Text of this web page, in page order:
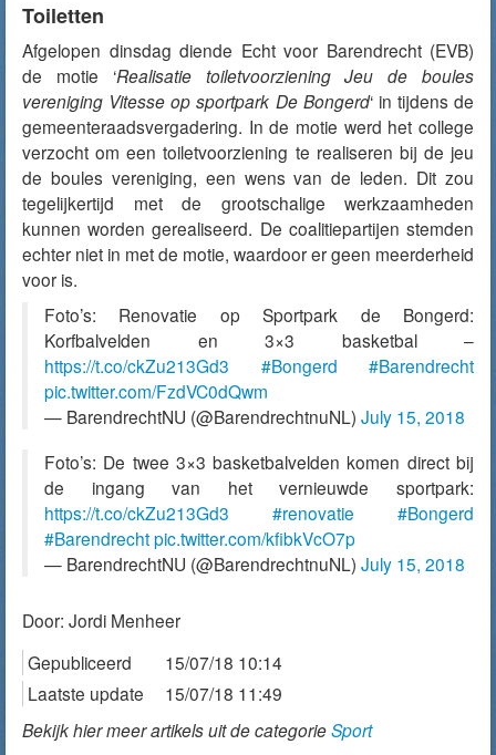
Toiletten
Afgelopen dinsdag diende Echt voor Barendrecht (EVB)
de motie ‘Realisatie toiletvoorziening Jeu de boules
vereniging Vitesse op sportpark De Bongerd‘ in tijdens de
gemeenteraadsvergadering. In de motie werd het college
verzocht om een toiletvoorziening te realiseren bij de jeu
de boules vereniging, een wens van de leden. Dit zou
tegelijkertijd met de grootschalige werkzaamheden
kunnen worden gerealiseerd. De coalitiepartijen stemden
echter niet in met de motie, waardoor er geen meerderheid
voor is.
Foto’s: Renovatie op Sportpark de Bongerd:
Korfbalvelden en 3×3 basketbal –
https://t.co/ckZu213Gd3
#Bongerd
#Barendrecht
pic.twitter.com/FzdVC0dQwm
— BarendrechtNU (@BarendrechtnuNL) July 15, 2018
Foto’s: De twee 3×3 basketbalvelden komen direct bij
de ingang van het vernieuwde sportpark:
https://t.co/ckZu213Gd3
#renovatie
#Bongerd
#Barendrechtpic.twitter.com/kfibkVcO7p
— BarendrechtNU (@BarendrechtnuNL) July 15, 2018
Door: Jordi Menheer
Gepubliceerd
15/07/18 10:14
Laatste update
15/07/18 11:49
Bekijk hier meer artikels uit de categorieSport